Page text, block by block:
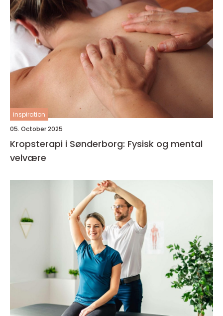
inspiration
05. October 2025
Kropsterapi i Sønderborg: Fysisk og mental
velvære